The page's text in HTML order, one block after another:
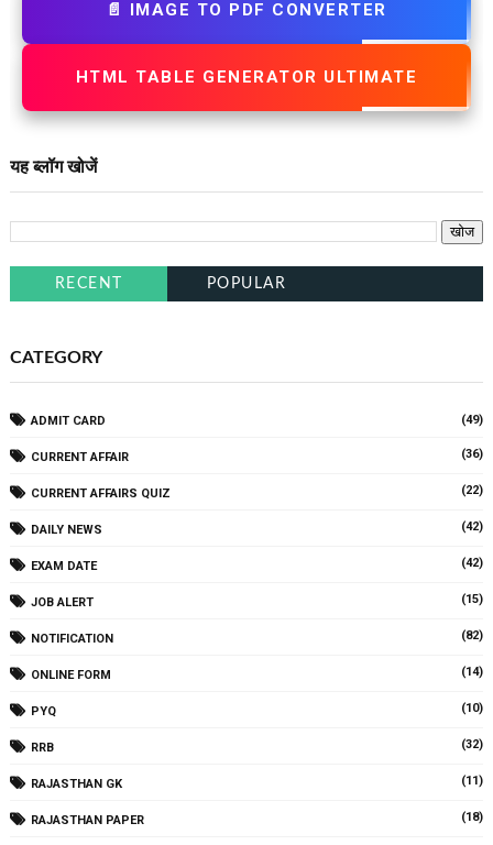
📄 IMAGE TO PDF CONVERTER
HTML TABLE GENERATOR ULTIMATE
यह ब्लॉग खोजें
RECENT POPULAR
CATEGORY
ADMIT CARD (49)
CURRENT AFFAIR (36)
CURRENT AFFAIRS QUIZ (22)
DAILY NEWS (42)
EXAM DATE (42)
JOB ALERT (15)
NOTIFICATION (82)
ONLINE FORM (14)
PYQ (10)
RRB (32)
RAJASTHAN GK (11)
RAJASTHAN PAPER (18)